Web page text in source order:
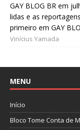
GAY BLOG BR em
lidas e as
primeiro em GAY
Vinícius Yamada
MENU
Início
Bloco Tome Conta de